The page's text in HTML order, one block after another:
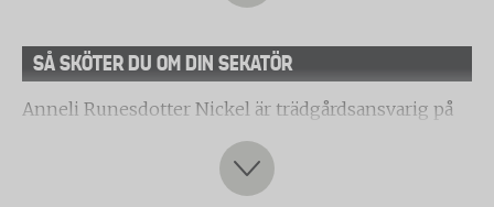
Felco Felco 6
WOLF Garten RR 4000 Premium Plus bypass
Cocraft Bypass med sidoskär
SÅ SKÖTER DU OM DIN SEKATÖR
Anneli Runesdotter Nickel är trädgårdsansvarig på
Norrvikens trädgårdar i Båstad och delar med sig av
– Jag använder sekatör i princip varje dag i